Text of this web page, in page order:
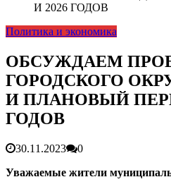
гарантия, выезд в день
средства на программу
время... 26.02.2026
В Симферополе очищают
от Потёмкинской до
И 2026 ГОДОВ
Политика и экономика
ОБСУЖДАЕМ
ГОРОДСКОГО
И ПЛАНОВЫЙ
ГОДОВ
30.11.2023
0
Уважаемые жители